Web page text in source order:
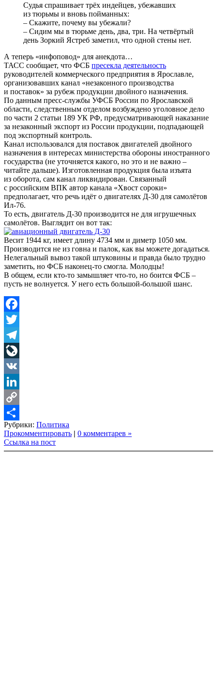
Судья спрашивает трёх индейцев, убежавших
из тюрьмы и вновь пойманных:
– Скажите, почему вы убежали?
– Сидим мы в тюрьме день, два, три. На четвёртый
день Зоркий Ястреб заметил, что одной стены нет.
А теперь «инфоповод» для анекдота…
ТАСС сообщает, что ФСБ пресекла деятельность
руководителей коммерческого предприятия в Ярославле,
организовавших канал «незаконного производства
и поставок» за рубеж продукции двойного назначения.
По данным пресс-службы УФСБ России по Ярославской
области, следственным отделом возбуждено уголовное дело
по части 2 статьи 189 УК РФ, предусматривающей наказание
за незаконный экспорт из России продукции, подпадающей
под экспортный контроль.
Канал использовался для поставок двигателей двойного
назначения в интересах министерства обороны иностранного
государства (не уточняется какого, но это и не важно –
читайте дальше). Изготовленная продукция была изъята
из оборота, сам канал ликвидирован. Связанный
с российским ВПК автор канала «Хвост сороки»
предполагает, что речь идёт о двигателях Д-30 для самолётов
Ил-76.
То есть, двигатель Д-30 производится не для игрушечных
самолётов. Выглядит он вот так:
Весит 1944 кг, имеет длину 4734 мм и диметр 1050 мм.
Производится не из говна и палок, как вы можете догадаться.
Нелегальный вывоз такой штуковины и правда было трудно
заметить, но ФСБ наконец-то смогла. Молодцы!
В общем, если кто-то замышляет что-то, но боится ФСБ –
пусть не волнуется. У него есть большой-большой шанс.
Facebook
Twitter
Telegram
LiveJournal
VK
LinkedIn
Copy
Link
Share
Рубрики: Политика
Прокомментировать | 0 комментарев »
Ссылка на пост